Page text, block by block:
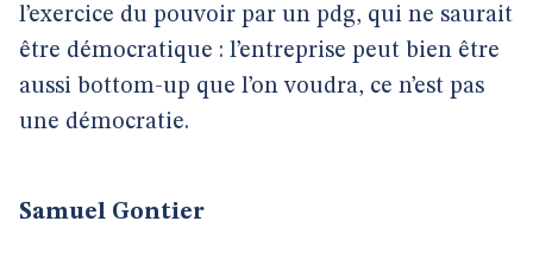
l’exercice du pouvoir par un pdg, qui ne saurait
être démocratique : l’entreprise peut bien être
aussi bottom-up que l’on voudra, ce n’est pas
une démocratie.
Samuel Gontier